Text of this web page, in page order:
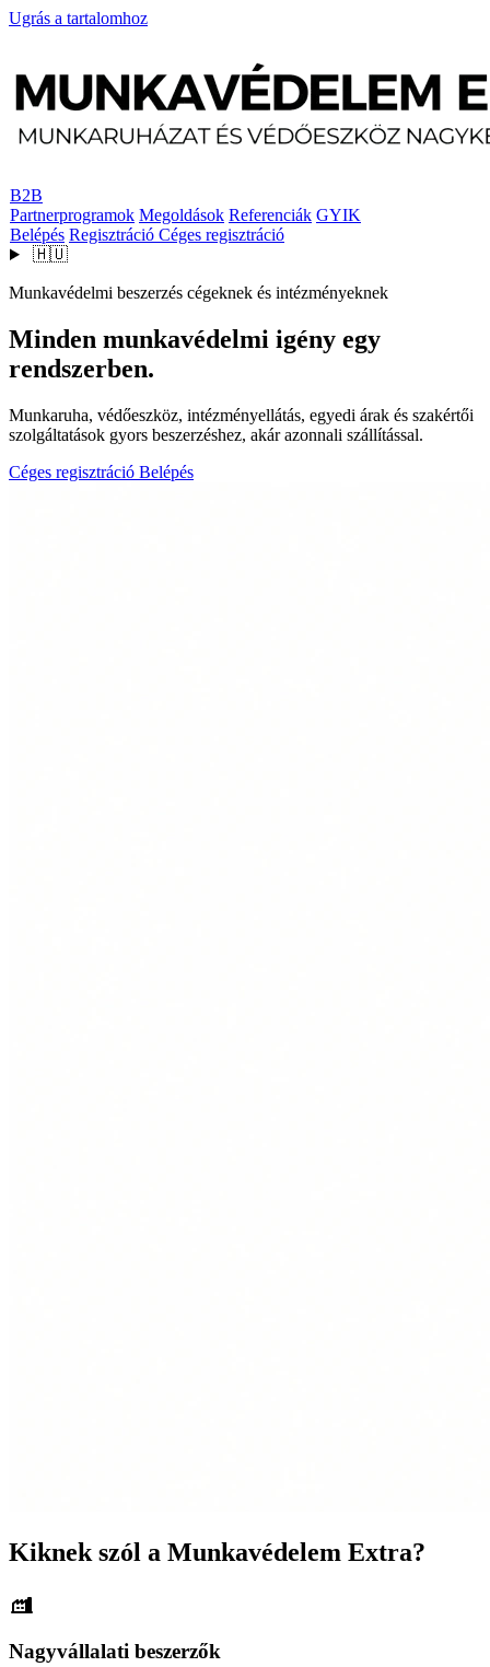
Ugrás a tartalomhoz
B2B
Partnerprogramok Megoldások Referenciák GYIK
Belépés Regisztráció Céges regisztráció
🇭🇺
Munkavédelmi beszerzés cégeknek és intézményeknek
Minden munkavédelmi igény egy
rendszerben.
Munkaruha, védőeszköz, intézményellátás, egyedi árak és szakértői
szolgáltatások gyors beszerzéshez, akár azonnali szállítással.
Céges regisztráció Belépés
Kiknek szól a Munkavédelem Extra?
Nagyvállalati beszerzők